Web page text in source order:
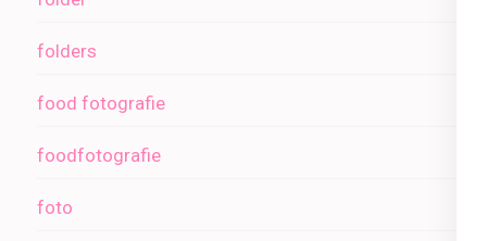
folders
food fotografie
foodfotografie
foto